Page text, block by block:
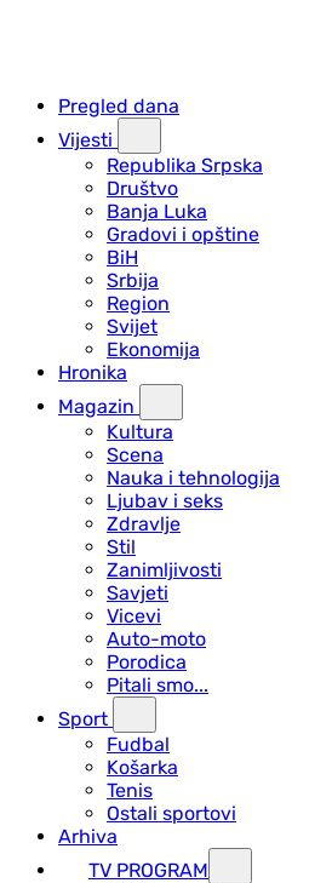
Pregled dana
Vijesti
Republika Srpska
Društvo
Banja Luka
Gradovi i opštine
BiH
Srbija
Region
Svijet
Ekonomija
Hronika
Magazin
Kultura
Scena
Nauka i tehnologija
Ljubav i seks
Zdravlje
Stil
Zanimljivosti
Savjeti
Vicevi
Auto-moto
Porodica
Pitali smo...
Sport
Fudbal
Košarka
Tenis
Ostali sportovi
Arhiva
TV PROGRAM